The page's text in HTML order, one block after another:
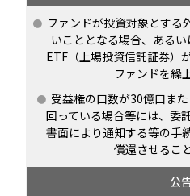
ファンドが投資対象とする
いこととなる場合、ある
ETF（上場投資信託証券）
ファンドを繰
受益権の口数が30億口ま
回っている場合等には、委
書面により通知する等の手
償還させるこ
公